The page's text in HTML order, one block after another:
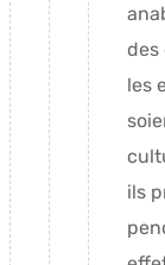
des
les
ils